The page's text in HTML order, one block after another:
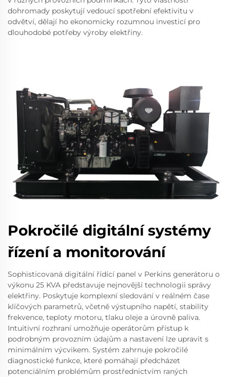
dohromady poskytují vedoucí spotřební efektivitu v
odvětví, dělají ho ekonomicky rozumnou investicí pro
dlouhodobé potřeby výroby elektřiny.
Pokročilé digitální systémy
řízení a monitorování
Sophisticovaná digitální řídící panel v Perkins generátoru o
výkonu 25 KVA představuje nejnovější technologii správy
elektřiny. Poskytuje komplexní sledování v reálném čase
klíčových parametrů, včetně výstupního napětí, stability
frekvence, teploty motoru, tlaku oleje a úrovně paliva.
Intuitivní rozhraní umožňuje operátorům přístup k
podrobným provozním údajům a nastavení lze upravit s
minimálním výcvikem. Systém zahrnuje pokročilé
diagnostické funkce, které pomáhají předcházet
potenciálním problémům prostřednictvím raných